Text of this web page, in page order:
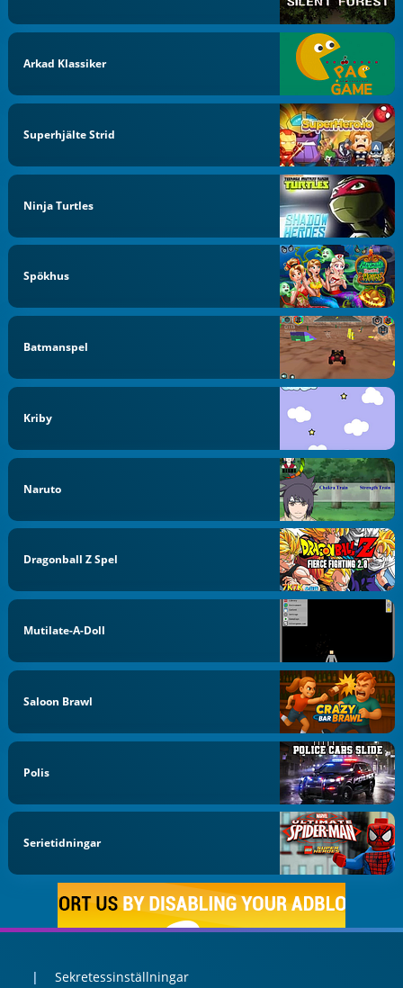
Arkad Klassiker
Superhjälte Strid
Ninja Turtles
Spökhus
Batmanspel
Kriby
Naruto
Dragonball Z Spel
Mutilate-A-Doll
Saloon Brawl
Polis
Serietidningar
Sekretessinställningar